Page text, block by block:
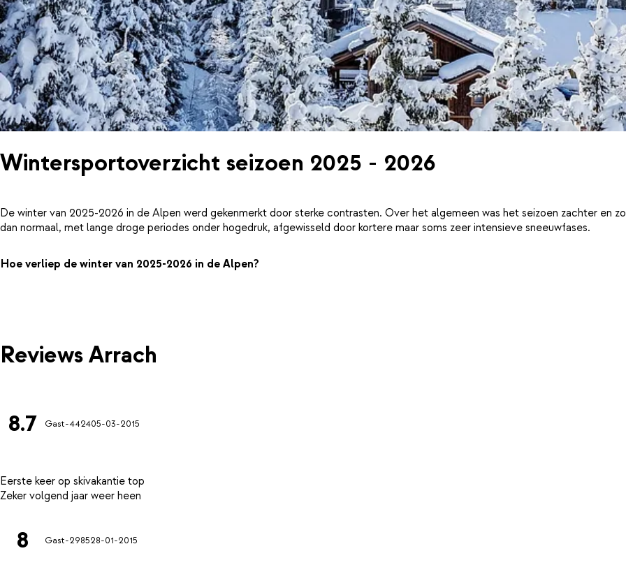
Wintersportoverzicht seizoen 2025 - 2026
De winter van 2025-2026 in de Alpen werd gekenmerkt door sterke contrasten. Over het algemeen was het seizoen zachter en
dan normaal, met lange droge periodes onder hogedruk, afgewisseld door kortere maar soms zeer intensieve sneeuwfases.
Hoe verliep de winter van 2025-2026 in de Alpen?
Reviews Arrach
8.7 Gast-442405-03-2015
Eerste keer op skivakantie top
8 Gast-298528-01-2015